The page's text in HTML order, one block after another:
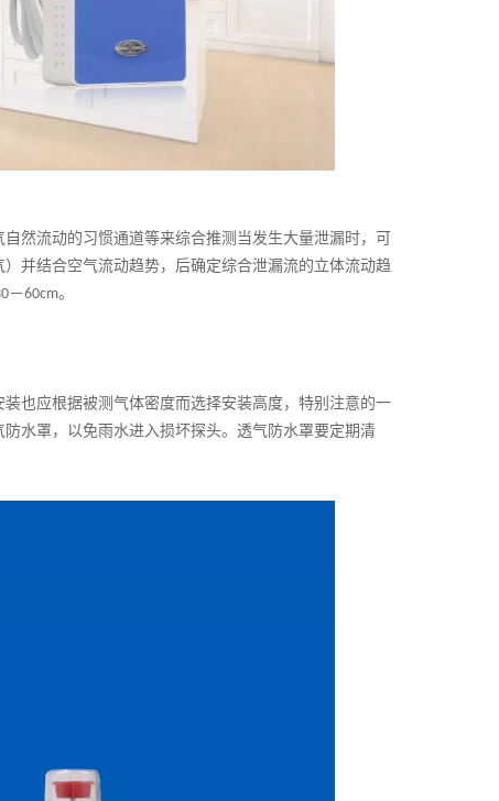
然流动的习惯通道等来综合推测当发生大量泄漏时，可
并结合空气流动趋势，后确定综合泄漏流的立体流动趋
－60cm。
也应根据被测气体密度而选择安装高度，特别注意的一
防水罩，以免雨水进入损坏探头。透气防水罩要定期清